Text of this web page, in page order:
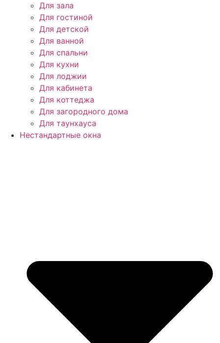
Для зала
Для гостиной
Для детской
Для ванной
Для спальни
Для кухни
Для лоджии
Для кабинета
Для коттеджа
Для загородного дома
Для таунхауса
Нестандартные окна